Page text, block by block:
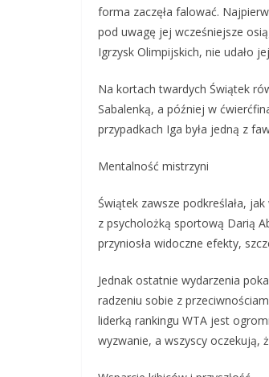
forma zaczęła falować.
pod uwagę jej wcześniejsze
Igrzysk Olimpijskich, nie udało
Na kortach twardych Świątek
Sabalenką, a później w
przypadkach Iga była jedną z
Mentalność mistrzyni
Świątek zawsze podkreślała,
z psycholożką sportową Darią
przyniosła widoczne efekty,
Jednak ostatnie wydarzenia
radzeniu sobie z
liderką rankingu WTA jest
wyzwanie, a wszyscy oczekują,